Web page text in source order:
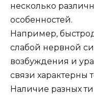
несколько
особенностей.
Например,
слабой нервной
возбуждения и
связи характерны
Наличие разных